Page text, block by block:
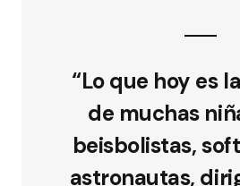
“Lo que hoy es
de muchas
beisbolistas,
astronautas,